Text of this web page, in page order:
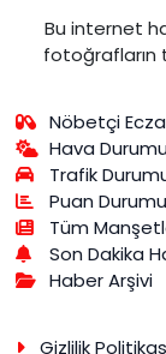
Bu internet
fotoğrafların
Nöbetçi
Hava Durumu
Trafik
Puan
Tüm
Son Dakika
Haber Arşivi
Gizlilik